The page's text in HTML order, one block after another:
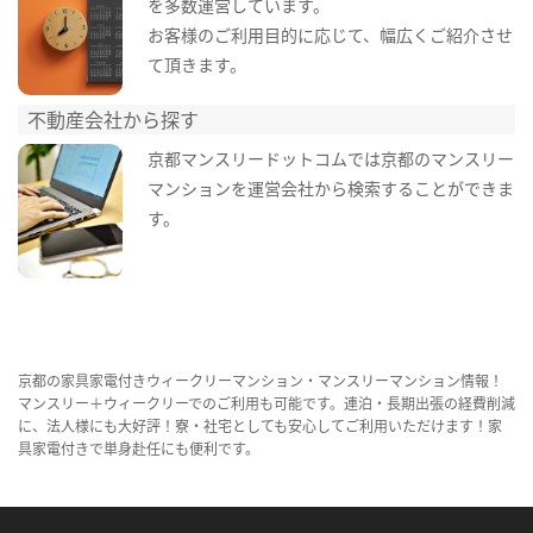
を多数運営しています。
お客様のご利用目的に応じて、幅広くご紹介させ
て頂きます。
不動産会社から探す
京都マンスリードットコムでは京都のマンスリー
マンションを運営会社から検索することができま
す。
京都の家具家電付きウィークリーマンション・マンスリーマンション情報！
マンスリー＋ウィークリーでのご利用も可能です。連泊・長期出張の経費削減
に、法人様にも大好評！寮・社宅としても安心してご利用いただけます！家
具家電付きで単身赴任にも便利です。